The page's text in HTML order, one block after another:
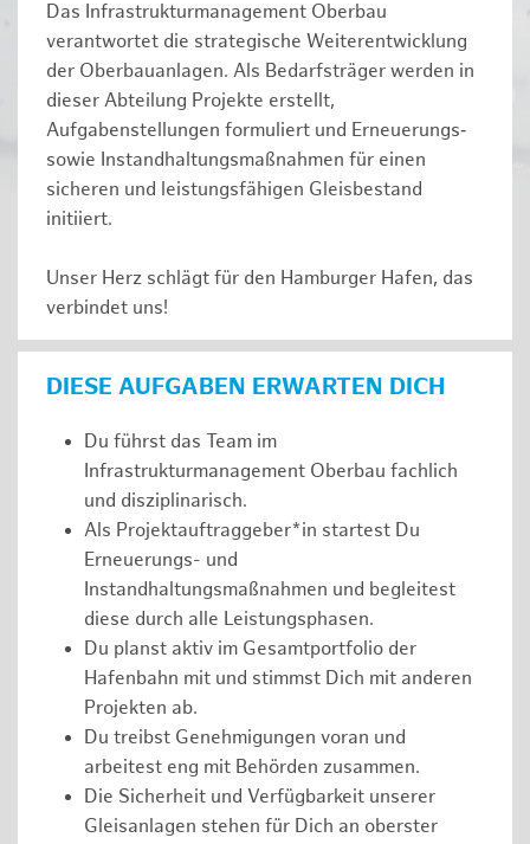
Das Infrastrukturmanagement Oberbau
verantwortet die strategische Weiterentwicklung
der Oberbauanlagen. Als Bedarfsträger werden in
dieser Abteilung Projekte erstellt,
Aufgabenstellungen formuliert und Erneuerungs‑
sowie Instandhaltungsmaßnahmen für einen
sicheren und leistungsfähigen Gleisbestand
initiiert.
Unser Herz schlägt für den Hamburger Hafen, das
verbindet uns!
DIESE AUFGABEN ERWARTEN DICH
Du führst das Team im
Infrastrukturmanagement Oberbau fachlich
und disziplinarisch.
Als Projektauftraggeber*in startest Du
Erneuerungs- und
Instandhaltungsmaßnahmen und begleitest
diese durch alle Leistungsphasen.
Du planst aktiv im Gesamtportfolio der
Hafenbahn mit und stimmst Dich mit anderen
Projekten ab.
Du treibst Genehmigungen voran und
arbeitest eng mit Behörden zusammen.
Die Sicherheit und Verfügbarkeit unserer
Gleisanlagen stehen für Dich an oberster